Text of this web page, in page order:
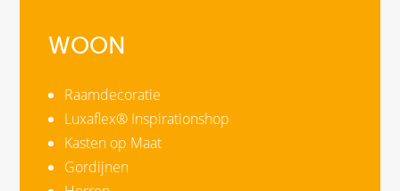
WOON
Raamdecoratie
Luxaflex® Inspirationshop
Kasten op Maat
Gordijnen